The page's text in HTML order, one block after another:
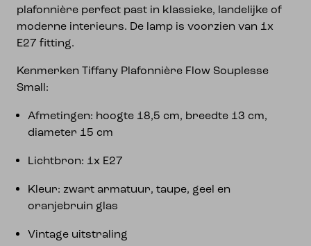
plafonnière perfect past in klassieke, landelijke of
moderne interieurs. De lamp is voorzien van 1x
E27 fitting.
Kenmerken Tiffany Plafonnière Flow Souplesse
Small:
Afmetingen: hoogte 18,5 cm, breedte 13 cm,
diameter 15 cm
Lichtbron: 1x E27
Kleur: zwart armatuur, taupe, geel en
oranjebruin glas
Vintage uitstraling